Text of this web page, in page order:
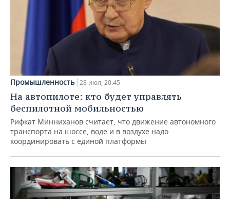
Промышленность 28 июл, 20:45
На автопилоте: кто будет управлять
беспилотной мобильностью
Рифкат Минниханов считает, что движение автономного
транспорта на шоссе, воде и в воздухе надо
координировать с единой платформы